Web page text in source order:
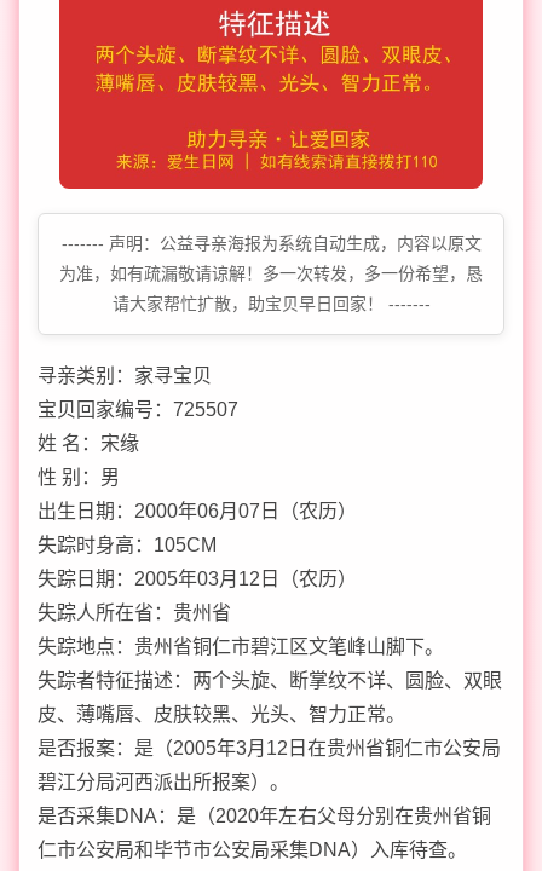
------- 声明：公益寻亲海报为系统自动生成，内容以原文
为准，如有疏漏敬请谅解！多一次转发，多一份希望，恳
请大家帮忙扩散，助宝贝早日回家！ -------
寻亲类别：家寻宝贝
宝贝回家编号：725507
姓 名：宋缘
性 别：男
出生日期：2000年06月07日（农历）
失踪时身高：105CM
失踪日期：2005年03月12日（农历）
失踪人所在省：贵州省
失踪地点：贵州省铜仁市碧江区文笔峰山脚下。
失踪者特征描述：两个头旋、断掌纹不详、圆脸、双眼
皮、薄嘴唇、皮肤较黑、光头、智力正常。
是否报案：是（2005年3月12日在贵州省铜仁市公安局
碧江分局河西派出所报案）。
是否采集DNA：是（2020年左右父母分别在贵州省铜
仁市公安局和毕节市公安局采集DNA）入库待查。